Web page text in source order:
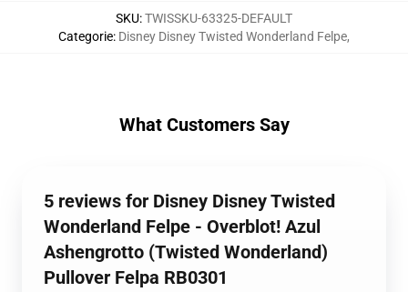
SKU:TWISSKU-63325-DEFAULT
Categorie: Disney Disney Twisted Wonderland Felpe,
What Customers Say
5 reviews for Disney Disney Twisted
Wonderland Felpe - Overblot! Azul
Ashengrotto (Twisted Wonderland)
Pullover Felpa RB0301